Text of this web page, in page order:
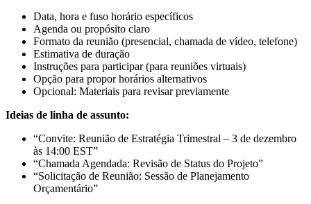
Data, hora e fuso horário específicos
Agenda ou propósito claro
Formato da reunião (presencial, chamada de vídeo, telefone)
Estimativa de duração
Instruções para participar (para reuniões virtuais)
Opção para propor horários alternativos
Opcional: Materiais para revisar previamente
Ideias de linha de assunto:
“Convite: Reunião de Estratégia Trimestral – 3 de dezembro
às 14:00 EST”
“Chamada Agendada: Revisão de Status do Projeto”
“Solicitação de Reunião: Sessão de Planejamento
Orçamentário”